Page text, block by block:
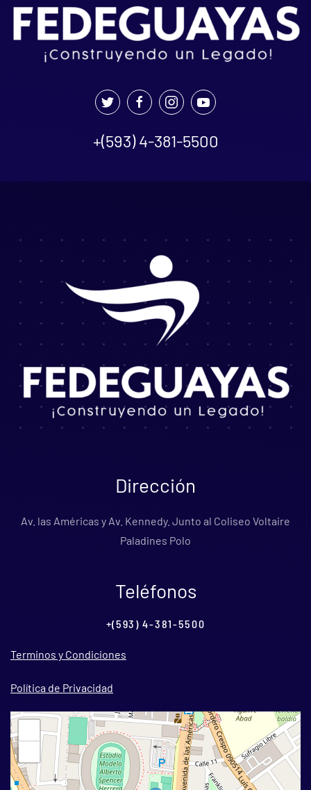
+(593) 4-381-5500
Dirección
Av. las Américas y Av. Kennedy. Junto al Coliseo Voltaire
Paladines Polo
Teléfonos
+(593) 4-381-5500
Terminos y Condiciones
Política de Privacidad